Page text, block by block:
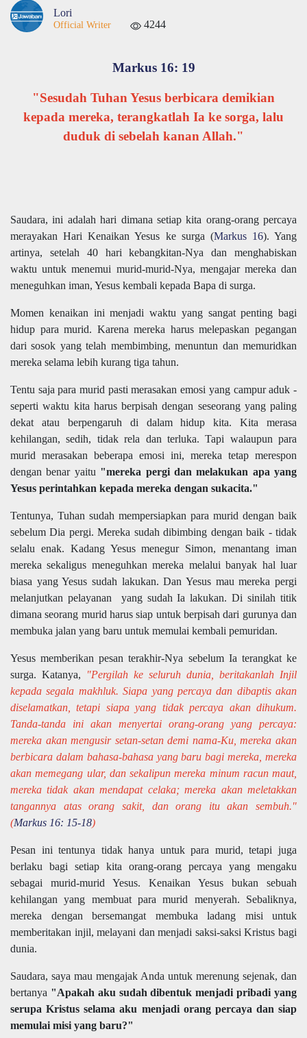
Lori
Official Writer 4244
Markus 16: 19
"Sesudah Tuhan Yesus berbicara demikian
kepada mereka, terangkatlah Ia ke sorga, lalu
duduk di sebelah kanan Allah."
Saudara, ini adalah hari dimana setiap kita orang-orang percaya
merayakan Hari Kenaikan Yesus ke surga (Markus 16). Yang
artinya, setelah 40 hari kebangkitan-Nya dan menghabiskan
waktu untuk menemui murid-murid-Nya, mengajar mereka dan
meneguhkan iman, Yesus kembali kepada Bapa di surga.
Momen kenaikan ini menjadi waktu yang sangat penting bagi
hidup para murid. Karena mereka harus melepaskan pegangan
dari sosok yang telah membimbing, menuntun dan memuridkan
mereka selama lebih kurang tiga tahun.
Tentu saja para murid pasti merasakan emosi yang campur aduk -
seperti waktu kita harus berpisah dengan seseorang yang paling
dekat atau berpengaruh di dalam hidup kita. Kita merasa
kehilangan, sedih, tidak rela dan terluka. Tapi walaupun para
murid merasakan beberapa emosi ini, mereka tetap merespon
dengan benar yaitu "mereka pergi dan melakukan apa yang
Yesus perintahkan kepada mereka dengan sukacita."
Tentunya, Tuhan sudah mempersiapkan para murid dengan baik
sebelum Dia pergi. Mereka sudah dibimbing dengan baik - tidak
selalu enak. Kadang Yesus menegur Simon, menantang iman
mereka sekaligus meneguhkan mereka melalui banyak hal luar
biasa yang Yesus sudah lakukan. Dan Yesus mau mereka pergi
melanjutkan pelayanan yang sudah Ia lakukan. Di sinilah titik
dimana seorang murid harus siap untuk berpisah dari gurunya dan
membuka jalan yang baru untuk memulai kembali pemuridan.
Yesus memberikan pesan terakhir-Nya sebelum Ia terangkat ke
surga. Katanya,
"Pergilah ke seluruh dunia, beritakanlah Injil
kepada segala makhluk. Siapa yang percaya dan dibaptis akan
diselamatkan, tetapi siapa yang tidak percaya akan dihukum.
Tanda-tanda ini akan menyertai orang-orang yang percaya:
mereka akan mengusir setan-setan demi nama-Ku, mereka akan
berbicara dalam bahasa-bahasa yang baru bagi mereka, mereka
akan memegang ular, dan sekalipun mereka minum racun maut,
mereka tidak akan mendapat celaka; mereka akan meletakkan
tangannya atas orang sakit, dan orang itu akan sembuh."
(Markus 16: 15-18)
Pesan ini tentunya tidak hanya untuk para murid, tetapi juga
berlaku bagi setiap kita orang-orang percaya yang mengaku
sebagai murid-murid Yesus. Kenaikan Yesus bukan sebuah
kehilangan yang membuat para murid menyerah. Sebaliknya,
mereka dengan bersemangat membuka ladang misi untuk
memberitakan injil, melayani dan menjadi saksi-saksi Kristus bagi
dunia.
Saudara, saya mau mengajak Anda untuk merenung sejenak, dan
bertanya "Apakah aku sudah dibentuk menjadi pribadi yang
serupa Kristus selama aku menjadi orang percaya dan siap
memulai misi yang baru?"